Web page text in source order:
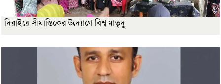
দিরাইয়ে সীমান্তিকের উদ্যোগে বিশ্ব মাতৃদু